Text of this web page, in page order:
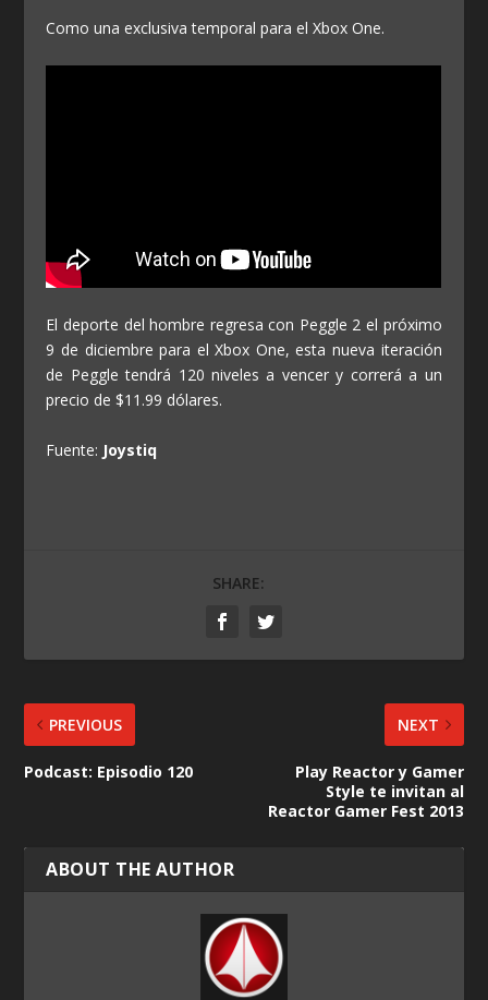
Como una exclusiva temporal para el Xbox One.
El deporte del hombre regresa con Peggle 2 el próximo
9 de diciembre para el Xbox One, esta nueva iteración
de Peggle tendrá 120 niveles a vencer y correrá a un
precio de $11.99 dólares.
Fuente: Joystiq
SHARE:
PREVIOUS
Podcast: Episodio 120
NEXT
Play Reactor y Gamer
Style te invitan al
Reactor Gamer Fest 2013
ABOUT THE AUTHOR